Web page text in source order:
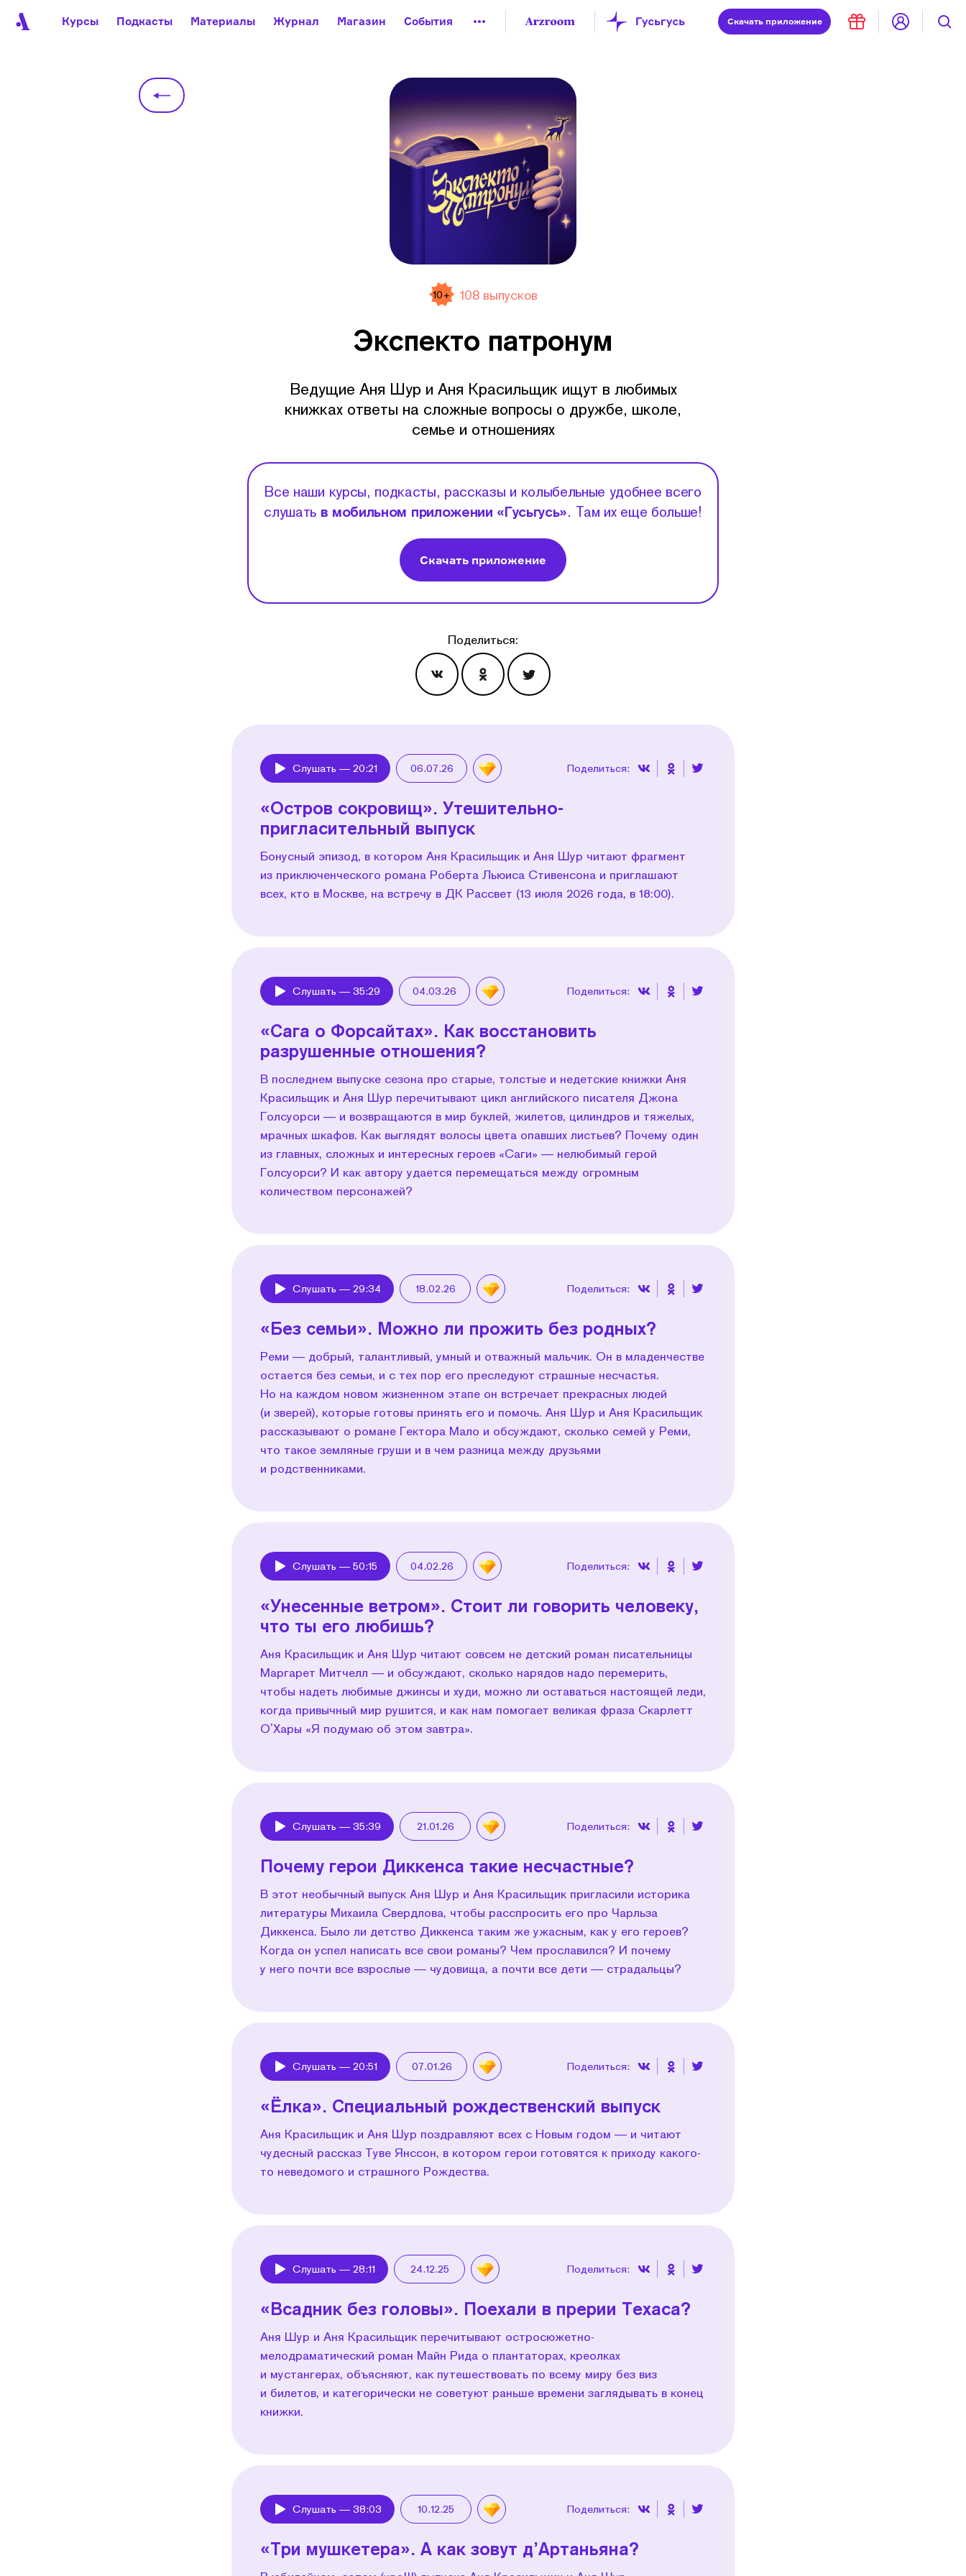
Курсы Подкасты Материалы Журнал Магазин События Скачать приложение
Русский язык от «гой еси» до «лол кек»
Русское искусство XX века
10+ 108 выпусков
Экспекто патронум
Ведущие Аня Шур и Аня Красильщик ищут в любимых
книжках ответы на сложные вопросы о дружбе, школе,
семье и отношениях
Все наши курсы, подкасты, рассказы и колыбельные удобнее всего
слушать в мобильном приложении «Гусьгусь». Там их еще больше!
Скачать приложение
Поделиться:
Play
Слушать — 20:21 06.07.26 Поделиться:
«Остров сокровищ». Утешительно-
пригласительный выпуск
Бонусный эпизод, в котором Аня Красильщик и Аня Шур читают фрагмент
из приключенческого романа Роберта Льюиса Стивенсона и приглашают
всех, кто в Москве, на встречу в ДК Рассвет (13 июля 2026 года, в 18:00).
Play
Слушать — 35:29 04.03.26 Поделиться:
«Сага о Форсайтах». Как восстановить
разрушенные отношения?
В последнем выпуске сезона про старые, толстые и недетские книжки Аня
Красильщик и Аня Шур перечитывают цикл английского писателя Джона
Голсуорси — и возвращаются в мир буклей, жилетов, цилиндров и тяжелых,
мрачных шкафов. Как выглядят волосы цвета опавших листьев? Почему один
из главных, сложных и интересных героев «Саги» — нелюбимый герой
Голсуорси? И как автору удается перемещаться между огромным
количеством персонажей?
Play
Слушать — 29:34 18.02.26 Поделиться:
«Без семьи». Можно ли прожить без родных?
Реми — добрый, талантливый, умный и отважный мальчик. Он в младенчестве
остается без семьи, и с тех пор его преследуют страшные несчастья.
Но на каждом новом жизненном этапе он встречает прекрасных людей
(и зверей), которые готовы принять его и помочь. Аня Шур и Аня Красильщик
рассказывают о романе Гектора Мало и обсуждают, сколько семей у Реми,
что такое земляные груши и в чем разница между друзьями
и родственниками.
Play
Слушать — 50:15 04.02.26 Поделиться:
«Унесенные ветром». Стоит ли говорить человеку,
что ты его любишь?
Аня Красильщик и Аня Шур читают совсем не детский роман писательницы
Маргарет Митчелл — и обсуждают, сколько нарядов надо перемерить,
чтобы надеть любимые джинсы и худи, можно ли оставаться настоящей леди,
когда привычный мир рушится, и как нам помогает великая фраза Скарлетт
ОʼХары «Я подумаю об этом завтра».
Play
Слушать — 35:39 21.01.26 Поделиться:
Почему герои Диккенса такие несчастные?
В этот необычный выпуск Аня Шур и Аня Красильщик пригласили историка
литературы Михаила Свердлова, чтобы расспросить его про Чарльза
Диккенса. Было ли детство Диккенса таким же ужасным, как у его героев?
Когда он успел написать все свои романы? Чем прославился? И почему
у него почти все взрослые — чудовища, а почти все дети — страдальцы?
Play
Слушать — 20:51 07.01.26 Поделиться:
«Ёлка». Специальный рождественский выпуск
Аня Красильщик и Аня Шур поздравляют всех с Новым годом — и читают
чудесный рассказ Туве Янссон, в котором герои готовятся к приходу какого-
то неведомого и страшного Рождества.
Play
Слушать — 28:11 24.12.25 Поделиться:
«Всадник без головы». Поехали в прерии Техаса?
Аня Шур и Аня Красильщик перечитывают остросюжетно-
мелодраматический роман Майн Рида о плантаторах, креолках
и мустангерах, объясняют, как путешествовать по всему миру без виз
и билетов, и категорически не советуют раньше времени заглядывать в конец
книжки.
Play
Слушать — 38:03 10.12.25 Поделиться:
«Три мушкетера». А как зовут д’Артаньяна?